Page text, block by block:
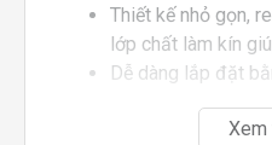
Thiết kế nhỏ gọn,
lớp chất làm kín
Dễ dàng lắp đặt
Xem